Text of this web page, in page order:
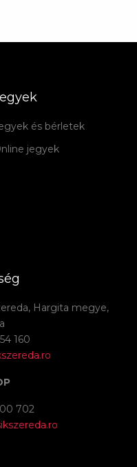
és bérletek
jegyek
Hargita megye,
160
702